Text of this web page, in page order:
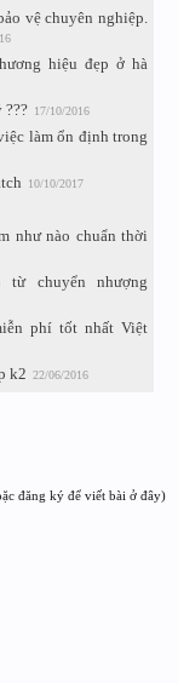
vệ chuyên nghiệp.
hiệu đẹp ở hà
17/10/2016
làm ổn định trong
10/10/2017
như nào chuẩn thời
từ chuyển nhượng
phí tốt nhất Việt
k2 22/06/2016
đăng ký để viết bài ở đây)